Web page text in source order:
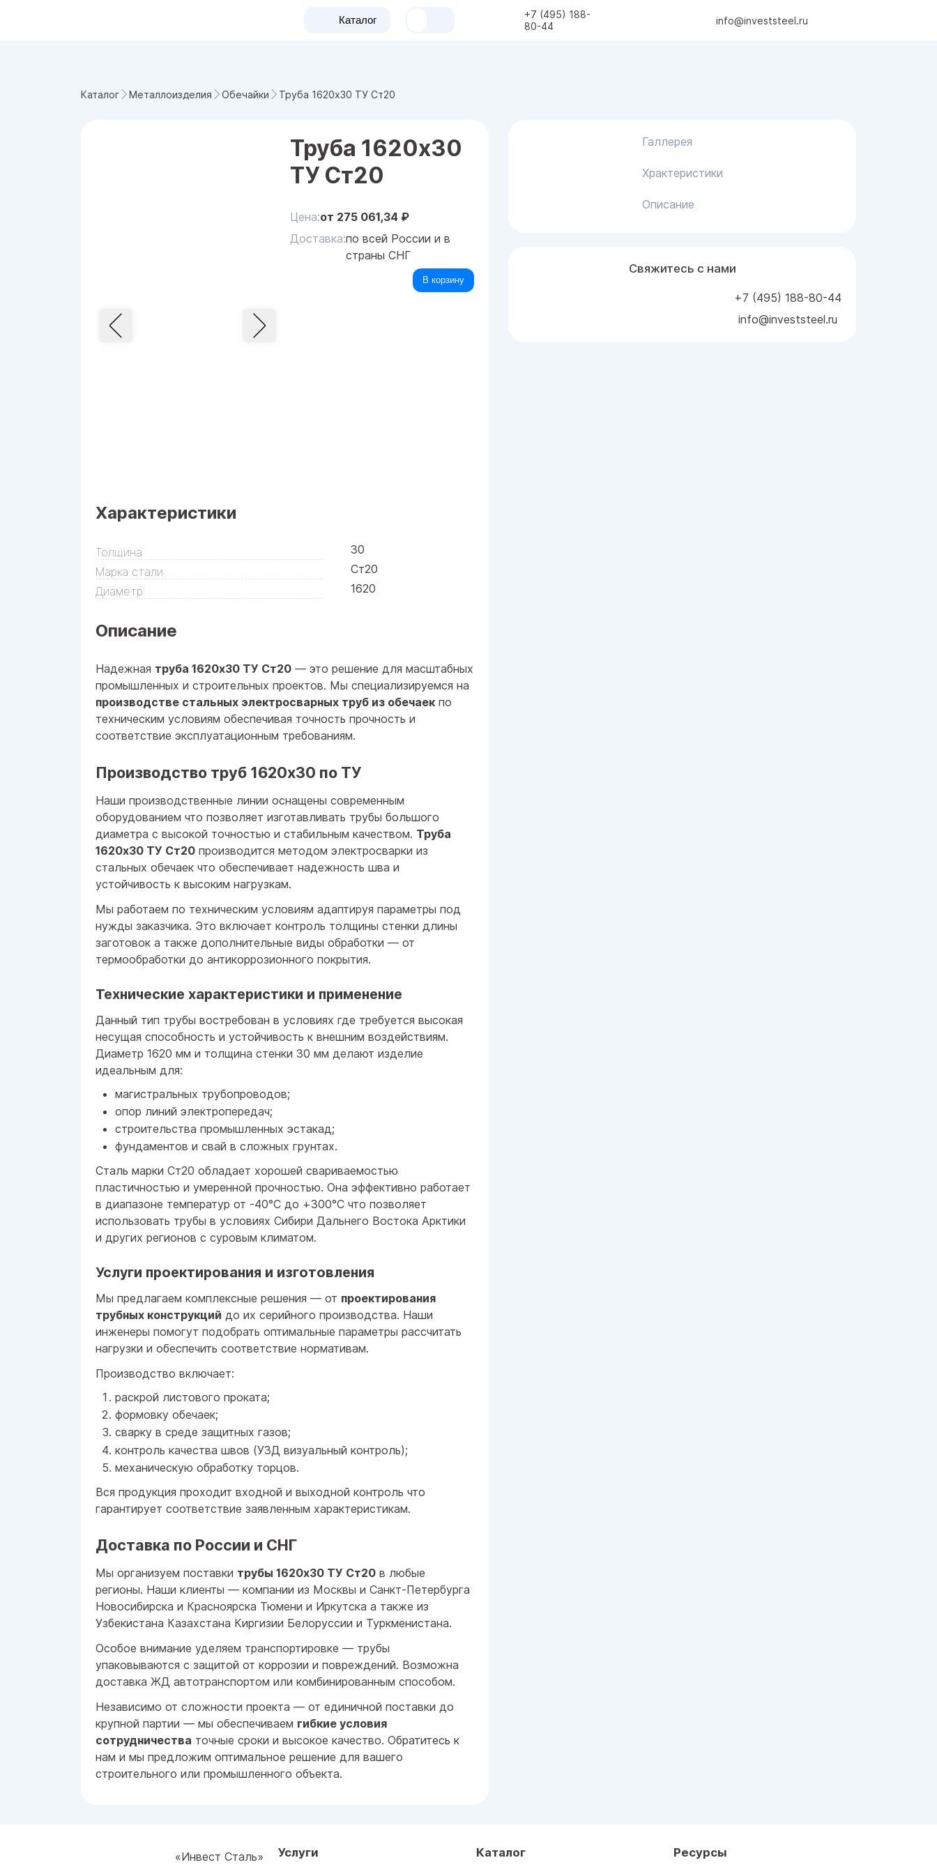
Каталог
+7 (495) 188-
80-44
info@investsteel.ru
Каталог Металлоизделия Обечайки Труба 1620x30 ТУ Ст20
Труба 1620x30
ТУ Ст20
Цена:от 275 061,34 ₽
Доставка:по всей России и в
страны СНГ
В корзину
Характеристики
Толщина
30
Марка стали
Ст20
Диаметр
1620
Описание
Надежная труба 1620x30 ТУ Ст20 — это решение для масштабных
промышленных и строительных проектов. Мы специализируемся на
производстве стальных электросварных труб из обечаек по
техническим условиям обеспечивая точность прочность и
соответствие эксплуатационным требованиям.
Производство труб 1620x30 по ТУ
Наши производственные линии оснащены современным
оборудованием что позволяет изготавливать трубы большого
диаметра с высокой точностью и стабильным качеством. Труба
1620x30 ТУ Ст20 производится методом электросварки из
стальных обечаек что обеспечивает надежность шва и
устойчивость к высоким нагрузкам.
Мы работаем по техническим условиям адаптируя параметры под
нужды заказчика. Это включает контроль толщины стенки длины
заготовок а также дополнительные виды обработки — от
термообработки до антикоррозионного покрытия.
Технические характеристики и применение
Данный тип трубы востребован в условиях где требуется высокая
несущая способность и устойчивость к внешним воздействиям.
Диаметр 1620 мм и толщина стенки 30 мм делают изделие
идеальным для:
магистральных трубопроводов;
опор линий электропередач;
строительства промышленных эстакад;
фундаментов и свай в сложных грунтах.
Сталь марки Ст20 обладает хорошей свариваемостью
пластичностью и умеренной прочностью. Она эффективно работает
в диапазоне температур от -40°C до +300°C что позволяет
использовать трубы в условиях Сибири Дальнего Востока Арктики
и других регионов с суровым климатом.
Услуги проектирования и изготовления
Мы предлагаем комплексные решения — от проектирования
трубных конструкций до их серийного производства. Наши
инженеры помогут подобрать оптимальные параметры рассчитать
нагрузки и обеспечить соответствие нормативам.
Производство включает:
раскрой листового проката;
формовку обечаек;
сварку в среде защитных газов;
контроль качества швов (УЗД визуальный контроль);
механическую обработку торцов.
Вся продукция проходит входной и выходной контроль что
гарантирует соответствие заявленным характеристикам.
Доставка по России и СНГ
Мы организуем поставки трубы 1620x30 ТУ Ст20 в любые
регионы. Наши клиенты — компании из Москвы и Санкт-Петербурга
Новосибирска и Красноярска Тюмени и Иркутска а также из
Узбекистана Казахстана Киргизии Белоруссии и Туркменистана.
Особое внимание уделяем транспортировке — трубы
упаковываются с защитой от коррозии и повреждений. Возможна
доставка ЖД автотранспортом или комбинированным способом.
Независимо от сложности проекта — от единичной поставки до
крупной партии — мы обеспечиваем гибкие условия
сотрудничества точные сроки и высокое качество. Обратитесь к
нам и мы предложим оптимальное решение для вашего
строительного или промышленного объекта.
Галлерея
Храктеристики
Описание
Свяжитесь с нами
+7 (495) 188-80-44
info@investsteel.ru
«Инвест Сталь»
Услуги
Каталог
Ресурсы